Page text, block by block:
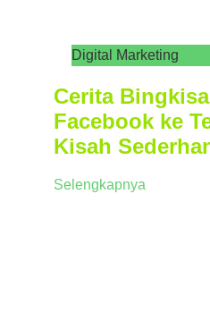
Digital Marketing
Cerita
Facebook ke
Kisah
Selengkapnya